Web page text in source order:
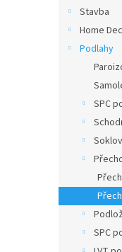
Stavba
Home
Podlahy
SPC
SPC